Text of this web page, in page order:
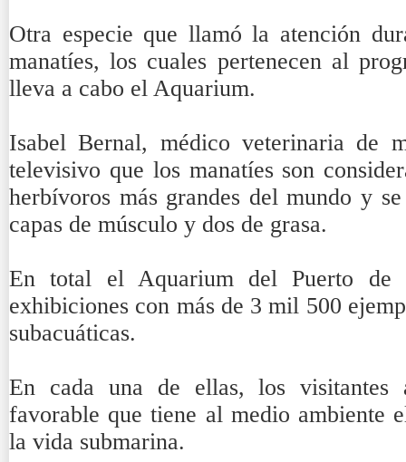
Otra especie que llamó la atención
manatíes, los cuales pertenecen al
lleva a cabo el Aquarium.
Isabel Bernal, médico veterinaria de
televisivo que los manatíes son
herbívoros más grandes del mundo y
capas de músculo y dos de grasa.
En total el Aquarium del Puerto de
exhibiciones con más de 3 mil 500
subacuáticas.
En cada una de ellas, los visitantes
favorable que tiene al medio ambiente
la vida submarina.